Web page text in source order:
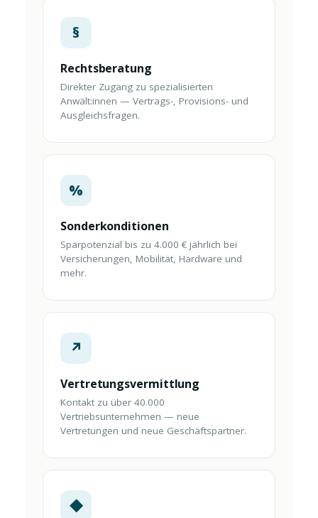
§
Rechtsberatung
Direkter Zugang zu spezialisierten
Anwält:innen — Vertrags-, Provisions- und
Ausgleichsfragen.
%
Sonderkonditionen
Sparpotenzial bis zu 4.000 € jährlich bei
Versicherungen, Mobilität, Hardware und
mehr.
↗
Vertretungsvermittlung
Kontakt zu über 40.000
Vertriebsunternehmen — neue
Vertretungen und neue Geschäftspartner.
◆